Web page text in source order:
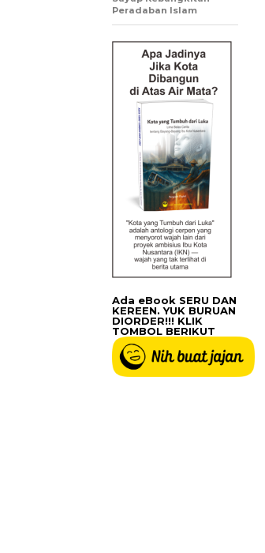
Peradaban Islam
Ada eBook SERU DAN
KEREEN. YUK BURUAN
DIORDER!!! KLIK
TOMBOL BERIKUT